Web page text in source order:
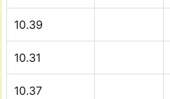
10.39
10.31
10.37